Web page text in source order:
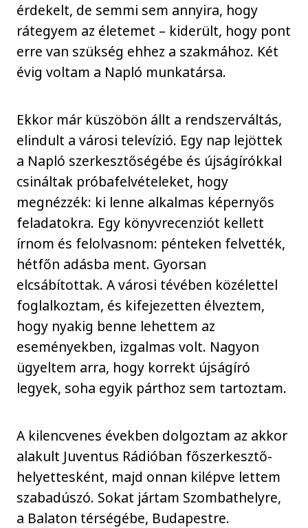
érdekelt, de semmi sem annyira, hogy
rátegyem az életemet – kiderült, hogy pont
erre van szükség ehhez a szakmához. Két
évig voltam a Napló munkatársa.
Ekkor már küszöbön állt a rendszerváltás,
elindult a városi televízió. Egy nap lejöttek
a Napló szerkesztőségébe és újságírókkal
csináltak próbafelvételeket, hogy
megnézzék: ki lenne alkalmas képernyős
feladatokra. Egy könyvrecenziót kellett
írnom és felolvasnom: pénteken felvették,
hétfőn adásba ment. Gyorsan
elcsábítottak. A városi tévében közélettel
foglalkoztam, és kifejezetten élveztem,
hogy nyakig benne lehettem az
eseményekben, izgalmas volt. Nagyon
ügyeltem arra, hogy korrekt újságíró
legyek, soha egyik párthoz sem tartoztam.
A kilencvenes években dolgoztam az akkor
alakult Juventus Rádióban főszerkesztő-
helyettesként, majd onnan kilépve lettem
szabadúszó. Sokat jártam Szombathelyre,
a Balaton térségébe, Budapestre.